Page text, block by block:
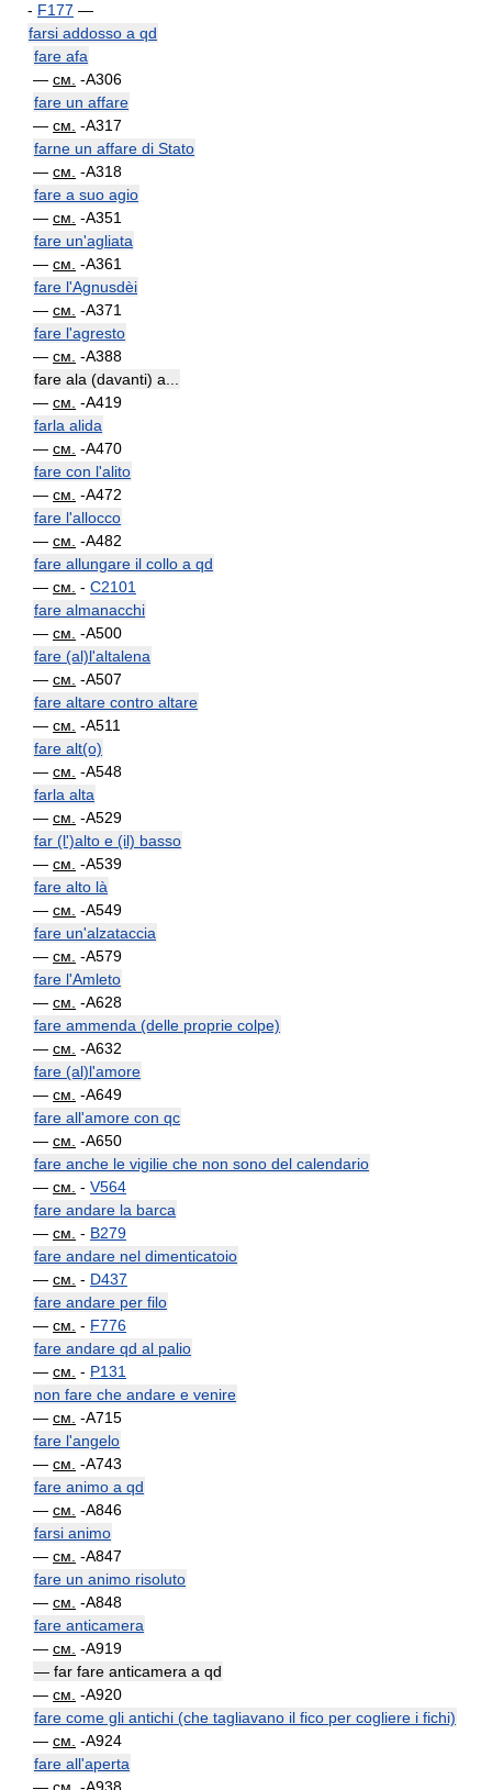
- F177 —
farsi addosso a qd
fare afa
— см. -A306
fare un affare
— см. -A317
farne un affare di Stato
— см. -A318
fare a suo agio
— см. -A351
fare un'agliata
— см. -A361
fare l'Agnusdèi
— см. -A371
fare l'agresto
— см. -A388
fare ala (davanti) a...
— см. -A419
farla alida
— см. -A470
fare con l'alito
— см. -A472
fare l'allocco
— см. -A482
fare allungare il collo a qd
— см. - C2101
fare almanacchi
— см. -A500
fare (al)l'altalena
— см. -A507
fare altare contro altare
— см. -A511
fare alt(o)
— см. -A548
farla alta
— см. -A529
far (l')alto e (il) basso
— см. -A539
fare alto là
— см. -A549
fare un'alzataccia
— см. -A579
fare l'Amleto
— см. -A628
fare ammenda (delle proprie colpe)
— см. -A632
fare (al)l'amore
— см. -A649
fare all'amore con qc
— см. -A650
fare anche le vigilie che non sono del calendario
— см. - V564
fare andare la barca
— см. - B279
fare andare nel dimenticatoio
— см. - D437
fare andare per filo
— см. - F776
fare andare qd al palio
— см. - P131
non fare che andare e venire
— см. -A715
fare l'angelo
— см. -A743
fare animo a qd
— см. -A846
farsi animo
— см. -A847
fare un animo risoluto
— см. -A848
fare anticamera
— см. -A919
— far fare anticamera a qd
— см. -A920
fare come gli antichi (che tagliavano il fico per cogliere i fichi)
— см. -A924
fare all'aperta